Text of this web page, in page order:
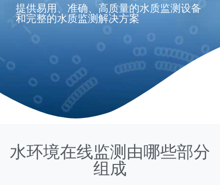
提供易用、准确、高质量的水质监测设备
和完整的水质监测解决方案
水环境在线监测由哪些部分
组成